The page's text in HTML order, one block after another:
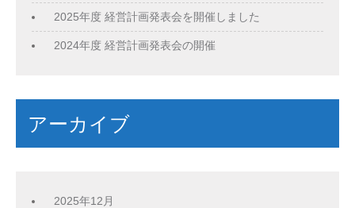
2025年度 経営計画発表会を開催しました
2024年度 経営計画発表会の開催
アーカイブ
2025年12月